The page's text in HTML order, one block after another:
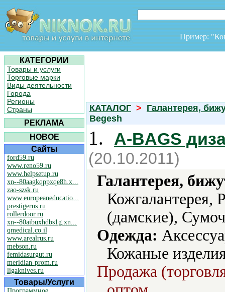
Пример:
КАТЕГОРИИ
Товары и услуги
Торговые марки
Виды деятельности
Города
Регионы
Страны
РЕКЛАМА
НОВОЕ
Сайты
ford59.ru
www.reno59.ru
www.helpsetup.ru
xn--80aagkqppxqe8h.x...
zao-szsk.ru
www.europeaneducatio...
prestigerus.ru
rollerdoor.ru
xn--80aibuxhdbs1g.xn...
qmedical.co.il
www.arealrus.ru
mebson.ru
femidasurgut.ru
meridian-prom.ru
ligaknives.ru
Товары/Услуги
КАТАЛОГ > Галантерея,
Begesh
1. A-BAGS
(20.10.2011)
Галантерея,
(дамские),
Одежда:
Кожаные
Продажа